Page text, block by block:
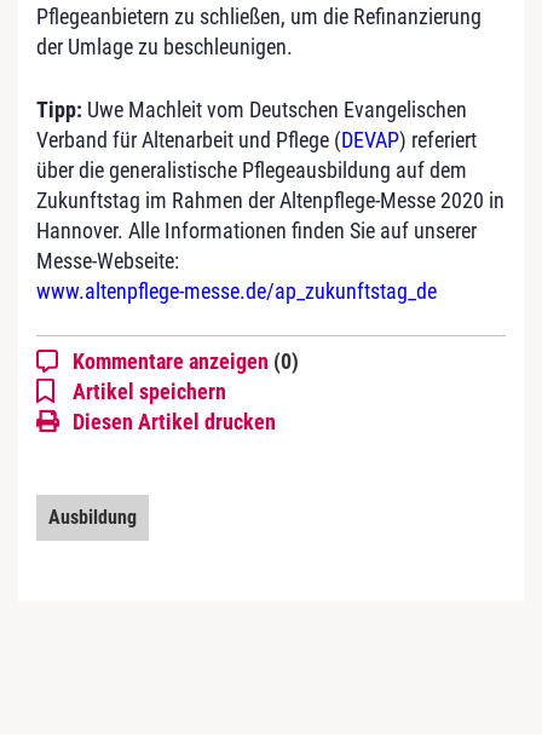
Pflegeanbietern zu schließen, um die Refinanzierung
der Umlage zu beschleunigen.
Tipp: Uwe Machleit vom Deutschen Evangelischen
Verband für Altenarbeit und Pflege (DEVAP) referiert
über die generalistische Pflegeausbildung auf dem
Zukunftstag im Rahmen der Altenpflege-Messe 2020 in
Hannover. Alle Informationen finden Sie auf unserer
Messe-Webseite:
www.altenpflege-messe.de/ap_zukunftstag_de
Kommentare anzeigen (0)
Artikel speichern
Diesen Artikel drucken
Ausbildung